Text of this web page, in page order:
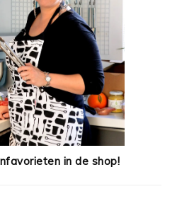
in de shop!